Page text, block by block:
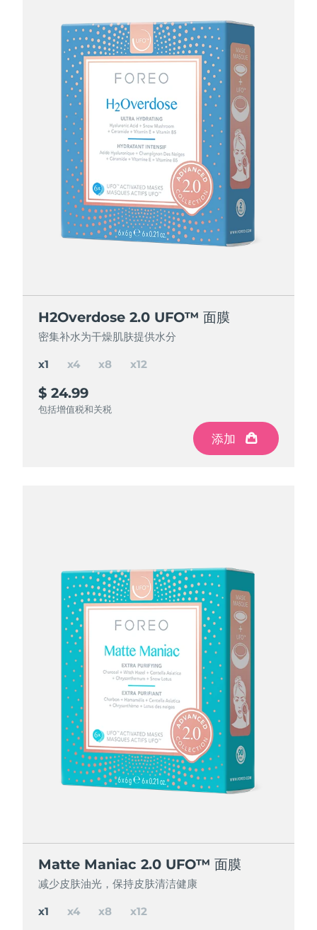
H2Overdose 2.0 UFO™ 面膜
密集补水为干燥肌肤提供水分
$ 24.99
包括增值税和关税
添加
H2Overdose 2.0 UFO™ 面膜
密集补水为干燥肌肤提供水分
$ 84.97
包括增值税和关税
添加
H2Overdose 2.0 UFO™ 面膜
密集补水为干燥肌肤提供水分
$ 150 $ 199.92
包括增值税和关税
添加
H2Overdose 2.0 UFO™ 面膜
密集补水为干燥肌肤提供水分
$ 195 $ 299.88
包括增值税和关税
添加
x1 x4 x8 x12
Matte Maniac 2.0 UFO™ 面膜
减少皮肤油光，保持皮肤清洁健康
Matte Maniac 2.0 UFO™ 面膜
减少皮肤油光，保持皮肤清洁健康
Matte Maniac 2.0 UFO™ 面膜
减少皮肤油光，保持皮肤清洁健康
Matte Maniac 2.0 UFO™ 面膜
减少皮肤油光，保持皮肤清洁健康
x1 x4 x8 x12